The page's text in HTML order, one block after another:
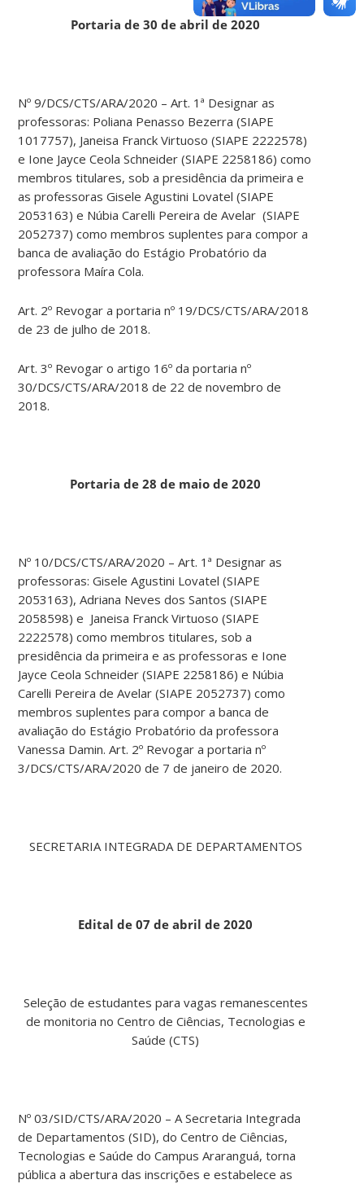
Portaria de 30 de abril de 2020
Nº 9/DCS/CTS/ARA/2020 – Art. 1ª Designar as
professoras: Poliana Penasso Bezerra (SIAPE
1017757), Janeisa Franck Virtuoso (SIAPE 2222578)
e Ione Jayce Ceola Schneider (SIAPE 2258186) como
membros titulares, sob a presidência da primeira e
as professoras Gisele Agustini Lovatel (SIAPE
2053163) e Núbia Carelli Pereira de Avelar (SIAPE
2052737) como membros suplentes para compor a
banca de avaliação do Estágio Probatório da
professora Maíra Cola.
Art. 2º Revogar a portaria nº 19/DCS/CTS/ARA/2018
de 23 de julho de 2018.
Art. 3º Revogar o artigo 16º da portaria nº
30/DCS/CTS/ARA/2018 de 22 de novembro de
2018.
Portaria de 28 de maio de 2020
Nº 10/DCS/CTS/ARA/2020 – Art. 1ª Designar as
professoras: Gisele Agustini Lovatel (SIAPE
2053163), Adriana Neves dos Santos (SIAPE
2058598) e Janeisa Franck Virtuoso (SIAPE
2222578) como membros titulares, sob a
presidência da primeira e as professoras e Ione
Jayce Ceola Schneider (SIAPE 2258186) e Núbia
Carelli Pereira de Avelar (SIAPE 2052737) como
membros suplentes para compor a banca de
avaliação do Estágio Probatório da professora
Vanessa Damin. Art. 2º Revogar a portaria nº
3/DCS/CTS/ARA/2020 de 7 de janeiro de 2020.
SECRETARIA INTEGRADA DE DEPARTAMENTOS
Edital de 07 de abril de 2020
Seleção de estudantes para vagas remanescentes
de monitoria no Centro de Ciências, Tecnologias e
Saúde (CTS)
Nº 03/SID/CTS/ARA/2020 – A Secretaria Integrada
de Departamentos (SID), do Centro de Ciências,
Tecnologias e Saúde do Campus Araranguá, torna
pública a abertura das inscrições e estabelece as